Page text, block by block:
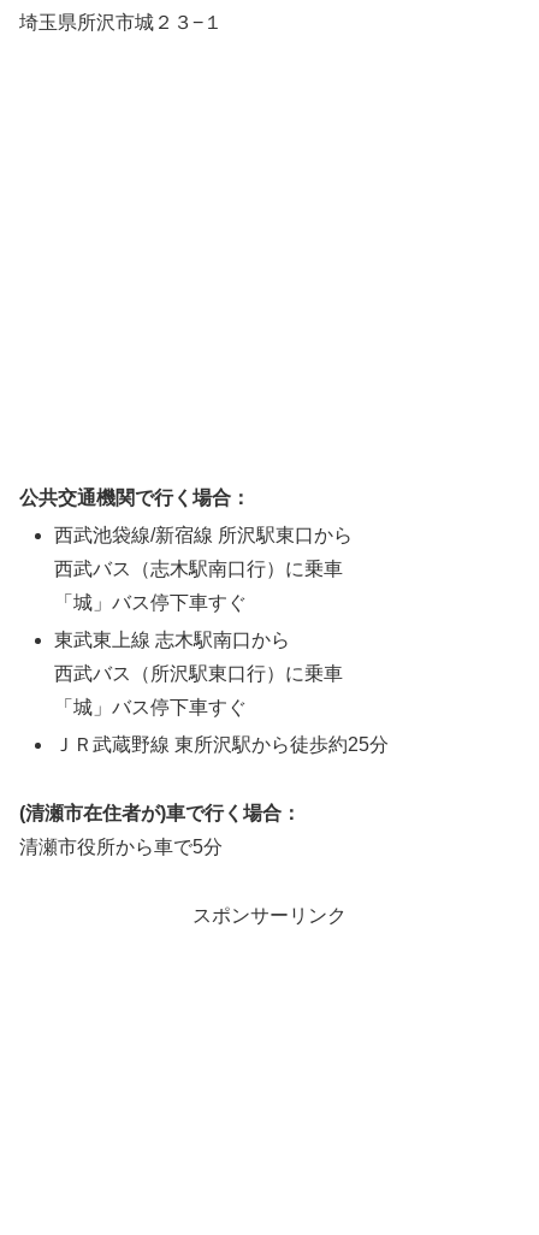
埼玉県所沢市城２３−１
公共交通機関で行く場合：
西武池袋線/新宿線 所沢駅東口から
西武バス（志木駅南口行）に乗車
「城」バス停下車すぐ
東武東上線 志木駅南口から
西武バス（所沢駅東口行）に乗車
「城」バス停下車すぐ
ＪＲ武蔵野線 東所沢駅から徒歩約25分
(清瀬市在住者が)車で行く場合：
清瀬市役所から車で5分
スポンサーリンク